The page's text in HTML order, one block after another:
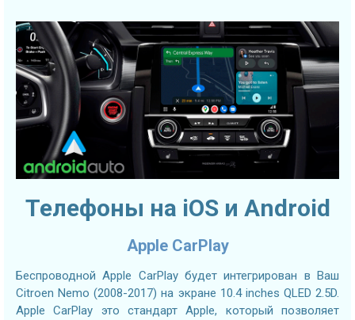
Телефоны на iOS и Android
Apple CarPlay
Беспроводной Apple CarPlay будет интегрирован в Ваш
Citroen Nemo (2008-2017) на экране 10.4 inches QLED 2.5D.
Apple CarPlay это стандарт Apple, который позволяет